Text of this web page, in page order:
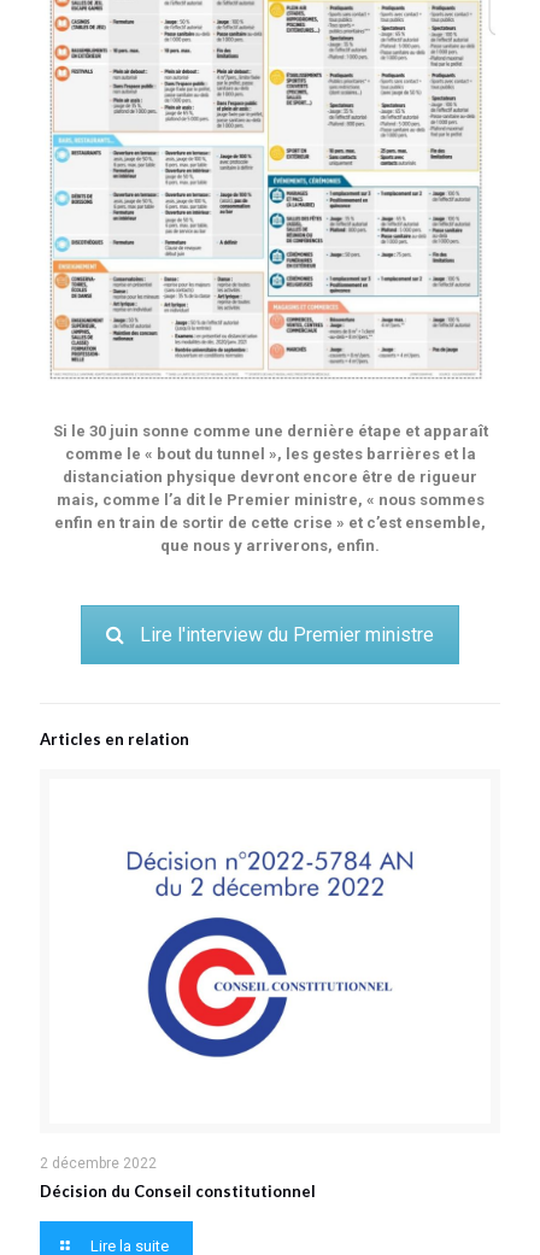
Si le 30 juin sonne comme une dernière étape et apparaît
comme le « bout du tunnel », les gestes barrières et la
distanciation physique devront encore être de rigueur
mais, comme l’a dit le Premier ministre, « nous sommes
enfin en train de sortir de cette crise » et c’est ensemble,
que nous y arriverons, enfin.
Lire l'interview du Premier ministre
Articles en relation
2 décembre 2022
Décision du Conseil constitutionnel
Lire la suite